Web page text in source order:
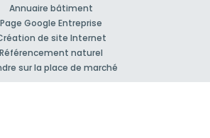
Annuaire bâtiment
Page Google Entreprise
de site Internet
Référencement naturel
sur la place de marché